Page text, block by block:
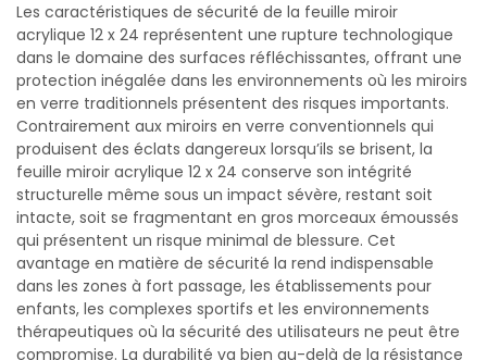
Les caractéristiques de sécurité de la feuille miroir
acrylique 12 x 24 représentent une rupture technologique
dans le domaine des surfaces réfléchissantes, offrant une
protection inégalée dans les environnements où les miroirs
en verre traditionnels présentent des risques importants.
Contrairement aux miroirs en verre conventionnels qui
produisent des éclats dangereux lorsqu’ils se brisent, la
feuille miroir acrylique 12 x 24 conserve son intégrité
structurelle même sous un impact sévère, restant soit
intacte, soit se fragmentant en gros morceaux émoussés
qui présentent un risque minimal de blessure. Cet
avantage en matière de sécurité la rend indispensable
dans les zones à fort passage, les établissements pour
enfants, les complexes sportifs et les environnements
thérapeutiques où la sécurité des utilisateurs ne peut être
compromise. La durabilité va bien au-delà de la résistance